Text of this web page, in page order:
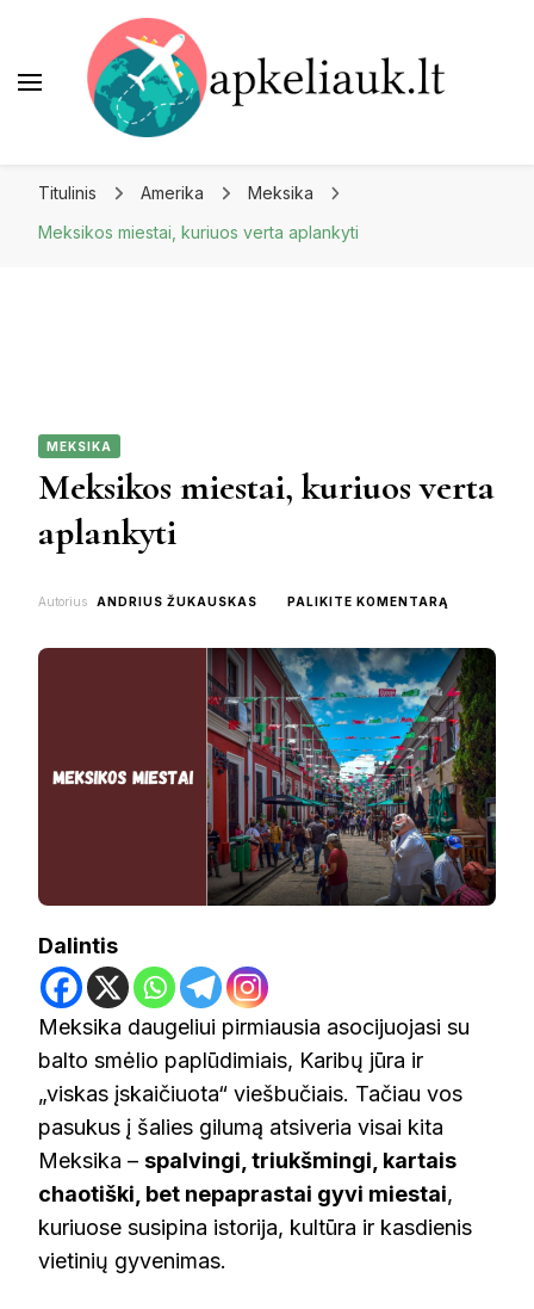
Titulinis Amerika
Meksika
Meksikos miestai, kuriuos verta aplankyti
MEKSIKA
Meksikos miestai, kuriuos verta
aplankyti
Autorius ANDRIUS ŽUKAUSKAS PALIKITE KOMENTARĄ
KURIUOS
VERTA
APLANKYTI
Dalintis
Meksika daugeliui pirmiausia asocijuojasi su
balto smėlio paplūdimiais, Karibų jūra ir
„viskas įskaičiuota“ viešbučiais. Tačiau vos
pasukus į šalies gilumą atsiveria visai kita
Meksika – spalvingi, triukšmingi, kartais
chaotiški, bet nepaprastai gyvi miestai,
kuriuose susipina istorija, kultūra ir kasdienis
vietinių gyvenimas.